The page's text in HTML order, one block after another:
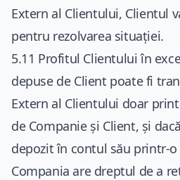
Extern al Clientului, Clientul
pentru rezolvarea situației.
5.11 Profitul Clientului în
depuse de Client poate fi
Extern al Clientului doar
de Companie și Client, și
depozit în contul său printr-
Compania are dreptul de a